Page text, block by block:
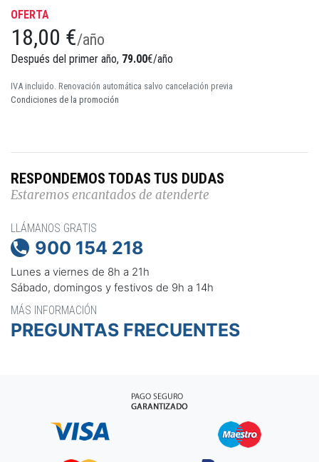
OFERTA
18,00 €/año
Después del primer año, 79.00€/año
IVA incluido. Renovación automática salvo cancelación previa
Condiciones de la promoción
RESPONDEMOS TODAS TUS DUDAS
Estaremos encantados de atenderte
LLÁMANOS GRATIS
 900 154 218
Lunes a viernes de 8h a 21h
Sábado, domingos y festivos de 9h a 14h
MÁS INFORMACIÓN
PREGUNTAS FRECUENTES